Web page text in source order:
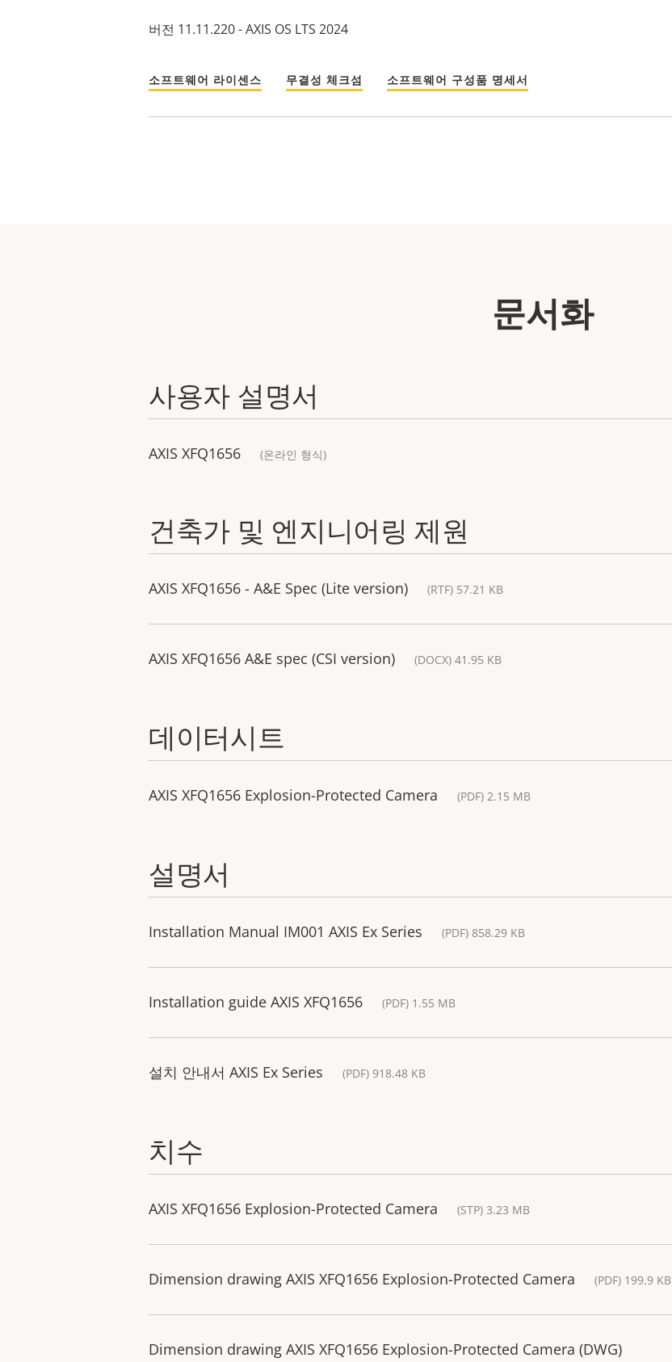
버전 11.11.220 - AXIS OS LTS 2024
소프트웨어 라이센스 무결성 체크섬 소프트웨어 구성품 명세서
문서화
사용자 설명서
AXIS XFQ1656 (온라인 형식)
건축가 및 엔지니어링 제원
AXIS XFQ1656 - A&E Spec (Lite version) (RTF) 57.21 KB
AXIS XFQ1656 A&E spec (CSI version) (DOCX) 41.95 KB
데이터시트
AXIS XFQ1656 Explosion-Protected Camera (PDF) 2.15 MB
설명서
Installation Manual IM001 AXIS Ex Series (PDF) 858.29 KB
Installation guide AXIS XFQ1656 (PDF) 1.55 MB
설치 안내서 AXIS Ex Series (PDF) 918.48 KB
치수
AXIS XFQ1656 Explosion-Protected Camera (STP) 3.23 MB
Dimension drawing AXIS XFQ1656 Explosion-Protected Camera (PDF) 199.9 KB
Dimension drawing AXIS XFQ1656 Explosion-Protected Camera (DWG)